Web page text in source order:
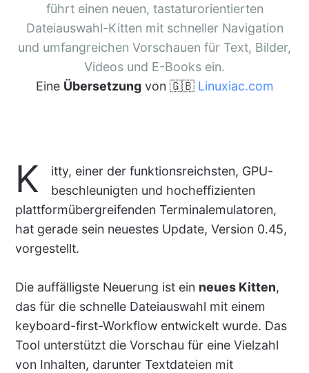
führt einen neuen, tastaturorientierten
Dateiauswahl-Kitten mit schneller Navigation
und umfangreichen Vorschauen für Text, Bilder,
Videos und E-Books ein.
Eine Übersetzungvon 🇬🇧 Linuxiac.com
K
itty, einer der funktionsreichsten, GPU-
beschleunigten und hocheffizienten
plattformübergreifenden Terminalemulatoren,
hat gerade sein neuestes Update, Version 0.45,
vorgestellt.
Die auffälligste Neuerung ist ein neues Kitten,
das für die schnelle Dateiauswahl mit einem
keyboard-first-Workflow entwickelt wurde. Das
Tool unterstützt die Vorschau für eine Vielzahl
von Inhalten, darunter Textdateien mit